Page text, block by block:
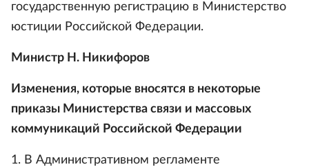
государственную регистрацию в Министерство
юстиции Российской Федерации.
Министр Н. Никифоров
Изменения, которые вносятся в некоторые
приказы Министерства связи и массовых
коммуникаций Российской Федерации
1. В Административном регламенте